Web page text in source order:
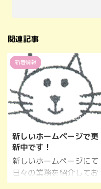
関連記事
新着情報
2019/5/28
新しいホームページで更
新中です！
新しいホームページにて
日々の業務を紹介してお
ります！ 可愛くパワーア